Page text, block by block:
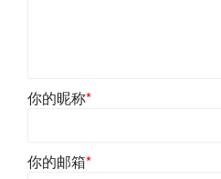
你的昵称*
你的邮箱*